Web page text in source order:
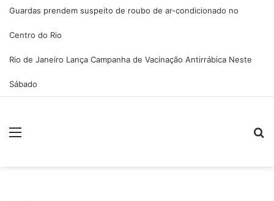
Guardas prendem suspeito de roubo de ar-condicionado no
Centro do Rio
Rio de Janeiro Lança Campanha de Vacinação Antirrábica Neste
Sábado
Menu